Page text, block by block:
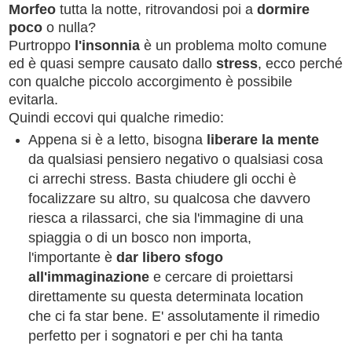
Morfeo tutta la notte, ritrovandosi poi a dormire
poco o nulla?
Purtroppo l'insonnia è un problema molto comune
ed è quasi sempre causato dallo stress, ecco perché
con qualche piccolo accorgimento è possibile
evitarla.
Quindi eccovi qui qualche rimedio:
Appena si è a letto, bisogna liberare la mente
da qualsiasi pensiero negativo o qualsiasi cosa
ci arrechi stress. Basta chiudere gli occhi è
focalizzare su altro, su qualcosa che davvero
riesca a rilassarci, che sia l'immagine di una
spiaggia o di un bosco non importa,
l'importante è dar libero sfogo
all'immaginazione e cercare di proiettarsi
direttamente su questa determinata location
che ci fa star bene. E' assolutamente il rimedio
perfetto per i sognatori e per chi ha tanta